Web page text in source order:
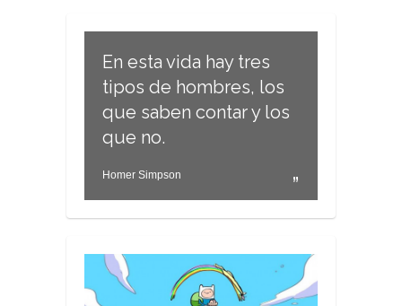
En esta vida hay tres
tipos de hombres, los
que saben contar y los
que no.
Homer Simpson